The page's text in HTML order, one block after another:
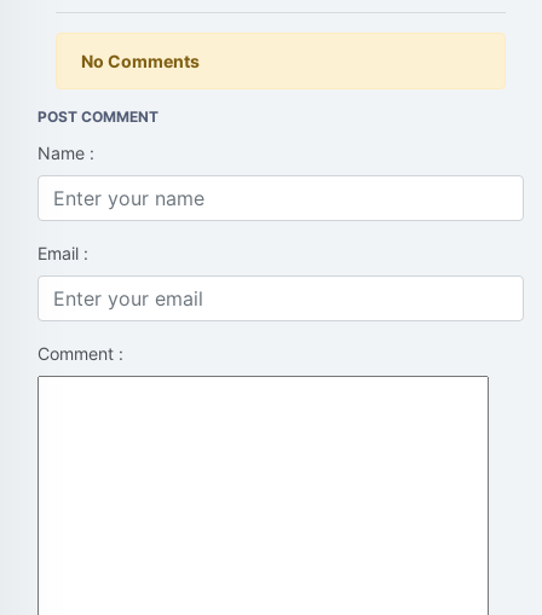
No Comments
POST COMMENT
Name :
Email :
Comment :